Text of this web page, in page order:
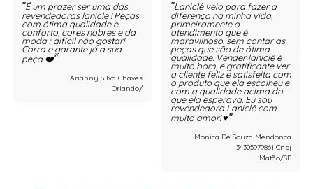
É um prazer ser uma das
revendedoras lanicle ! Peças
com ótima qualidade e
conforto, cores nobres e da
moda ; difícil não gostar!
Corra e garante já a sua
peça ❤️
Arianny Silva Chaves
Orlando/
Laniclê veio para fazer a
diferença na minha vida,
primeiramente o
atendimento que é
maravilhoso, sem contar as
peças que são de ótima
qualidade. Vender laniclê é
muito bom, é gratificante ver
a cliente feliz e satisfeita com
o produto que ela escolheu e
com a qualidade acima do
que ela esperava. Eu sou
revendedora Laniclê com
muito amor! ♥️
Monica De Souza Mendonca
34305979861 Cnpj
Matão/SP